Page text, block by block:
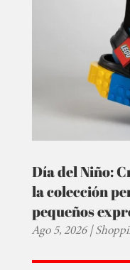
Día del Niño:
la colección
pequeños
Ago 5, 2026|